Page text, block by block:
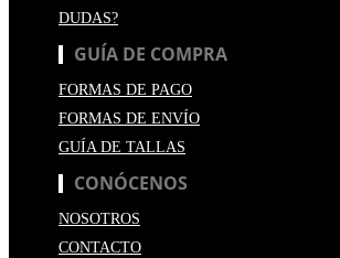
DUDAS?
GUÍA DE COMPRA
FORMAS DE PAGO
FORMAS DE ENVÍO
GUÍA DE TALLAS
CONÓCENOS
NOSOTROS
CONTACTO